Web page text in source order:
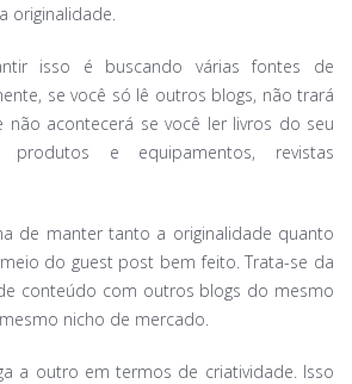
originalidade.
isso é buscando várias fontes de
se você só lê outros blogs, não trará
acontecerá se você ler livros do seu
e equipamentos, revistas
de manter tanto a originalidade quanto
do guest post bem feito. Trata-se da
conteúdo com outros blogs do mesmo
nicho de mercado.
a outro em termos de criatividade. Isso